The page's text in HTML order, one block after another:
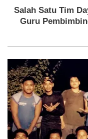
Salah Satu Tim
Guru